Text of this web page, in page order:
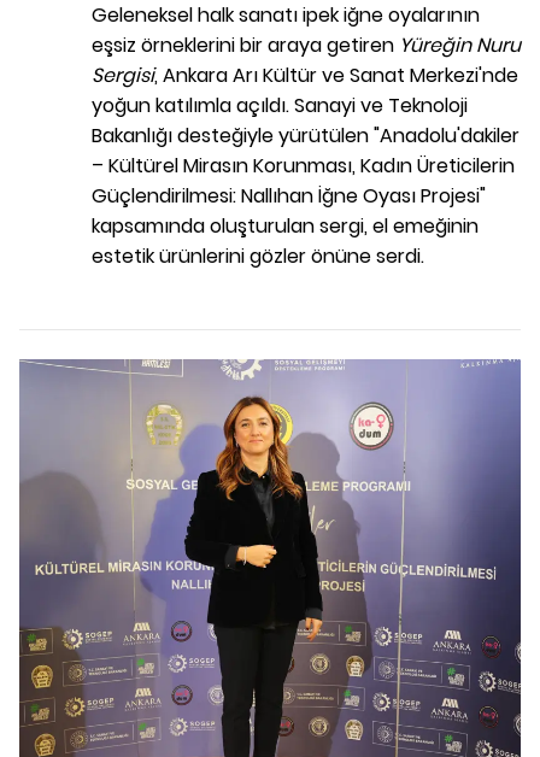
Geleneksel halk sanatı ipek iğne oyalarının
eşsiz örneklerini bir araya getiren Yüreğin Nuru
Sergisi, Ankara Arı Kültür ve Sanat Merkezi'nde
yoğun katılımla açıldı. Sanayi ve Teknoloji
Bakanlığı desteğiyle yürütülen "Anadolu'dakiler
– Kültürel Mirasın Korunması, Kadın Üreticilerin
Güçlendirilmesi: Nallıhan İğne Oyası Projesi"
kapsamında oluşturulan sergi, el emeğinin
estetik ürünlerini gözler önüne serdi.